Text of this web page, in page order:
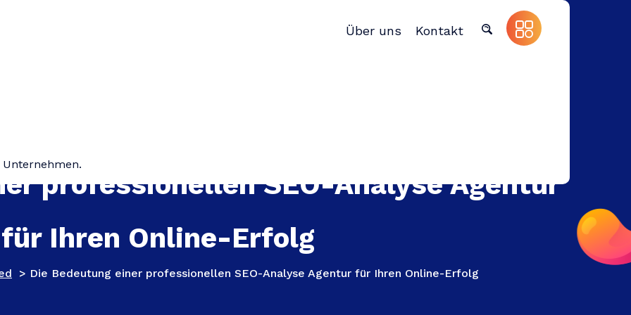
Über uns Kontakt
professionellen SEO-Analyse Agentur
für Ihren Online-Erfolg
> Die Bedeutung einer professionellen SEO-Analyse Agentur für Ihren Online-Erfolg